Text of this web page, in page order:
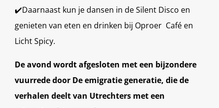
✔️Daarnaast kun je dansen in de Silent Disco en
genieten van eten en drinken bij Oproer Café en
Licht Spicy.
De avond wordt afgesloten met een bijzondere
vuurrede door De emigratie generatie, die de
verhalen deelt van Utrechters met een